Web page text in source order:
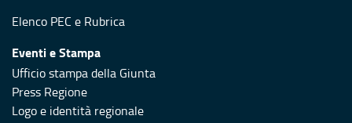
Elenco PEC e Rubrica
Eventi e Stampa
Ufficio stampa della Giunta
Press Regione
Logo e identità regionale